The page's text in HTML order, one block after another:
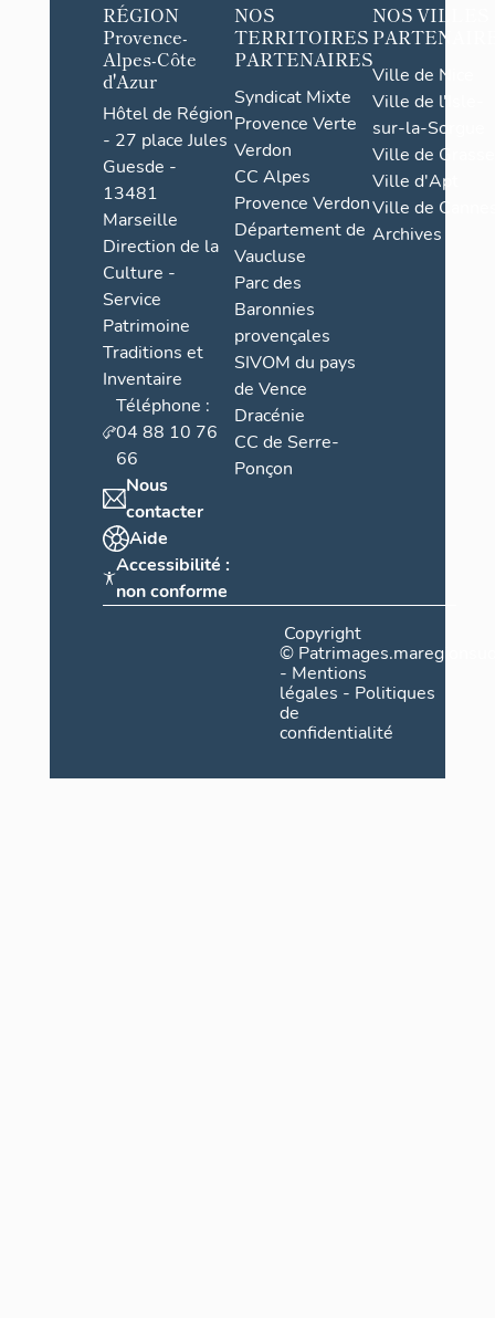
RÉGION
Provence-
Alpes-Côte
d'Azur
Hôtel de Région
- 27 place Jules
Guesde -
13481
Marseille
Direction de la
Culture -
Service
Patrimoine
Traditions et
Inventaire
Téléphone :
04 88 10 76
66
Nous
contacter
Aide
Accessibilité :
non conforme
NOS
TERRITOIRES
PARTENAIRES
Syndicat Mixte
Provence Verte
Verdon
CC Alpes
Provence Verdon
Département de
Vaucluse
Parc des
Baronnies
provençales
SIVOM du pays
de Vence
Dracénie
CC de Serre-
Ponçon
NOS VILLES
Ville de Nice
Ville de l'Isle-
sur-la-Sorgue
Ville de Grasse
Ville d'Apt
Ville de
Archives
Copyright
©
- Mentions
légales - Politiques
de
confidentialité